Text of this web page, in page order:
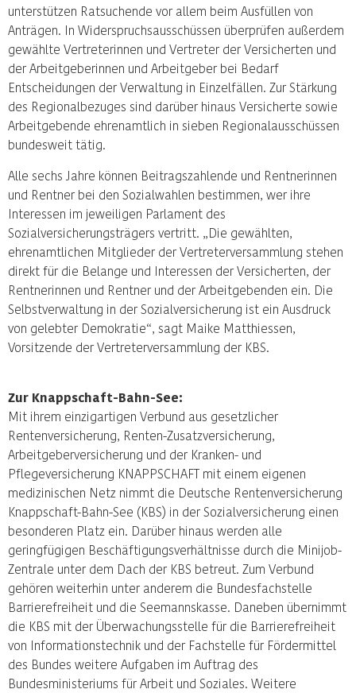
unterstützen Ratsuchende vor allem beim Ausfüllen von
Anträgen. In Widerspruchsausschüssen überprüfen außerdem
gewählte Vertreterinnen und Vertreter der Versicherten und
der Arbeitgeberinnen und Arbeitgeber bei Bedarf
Entscheidungen der Verwaltung in Einzelfällen. Zur Stärkung
des Regionalbezuges sind darüber hinaus Versicherte sowie
Arbeitgebende ehrenamtlich in sieben Regionalausschüssen
bundesweit tätig.
Alle sechs Jahre können Beitragszahlende und Rentnerinnen
und Rentner bei den Sozialwahlen bestimmen, wer ihre
Interessen im jeweiligen Parlament des
Sozialversicherungsträgers vertritt. „Die gewählten,
ehrenamtlichen Mitglieder der Vertreterversammlung stehen
direkt für die Belange und Interessen der Versicherten, der
Rentnerinnen und Rentner und der Arbeitgebenden ein. Die
Selbstverwaltung in der Sozialversicherung ist ein Ausdruck
von gelebter Demokratie“, sagt Maike Matthiessen,
Vorsitzende der Vertreterversammlung der KBS.
Zur Knappschaft-Bahn-See:
Mit ihrem einzigartigen Verbund aus gesetzlicher
Rentenversicherung, Renten-Zusatzversicherung,
Arbeitgeberversicherung und der Kranken- und
Pflegeversicherung KNAPPSCHAFT mit einem eigenen
medizinischen Netz nimmt die Deutsche Rentenversicherung
Knappschaft-Bahn-See (KBS) in der Sozialversicherung einen
besonderen Platz ein. Darüber hinaus werden alle
geringfügigen Beschäftigungsverhältnisse durch die Minijob-
Zentrale unter dem Dach der KBS betreut. Zum Verbund
gehören weiterhin unter anderem die Bundesfachstelle
Barrierefreiheit und die Seemannskasse. Daneben übernimmt
die KBS mit der Überwachungsstelle für die Barrierefreiheit
von Informationstechnik und der Fachstelle für Fördermittel
des Bundes weitere Aufgaben im Auftrag des
Bundesministeriums für Arbeit und Soziales. Weitere